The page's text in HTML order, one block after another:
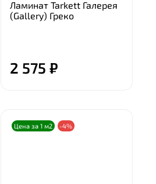
Ламинат Tarkett Галерея
(Gallery) Греко
2 575 ₽
Цена за 1 м2 -4%